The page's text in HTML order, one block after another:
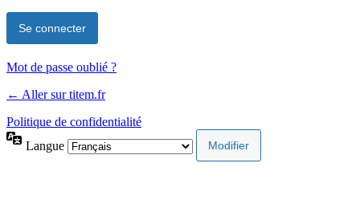
Mot de passe oublié ?
← Aller sur titem.fr
Politique de confidentialité
Langue